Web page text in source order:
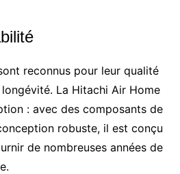
reconnus pour leur qualité
La Hitachi Air Home
: avec des composants de
robuste, il est conçu
de nombreuses années de